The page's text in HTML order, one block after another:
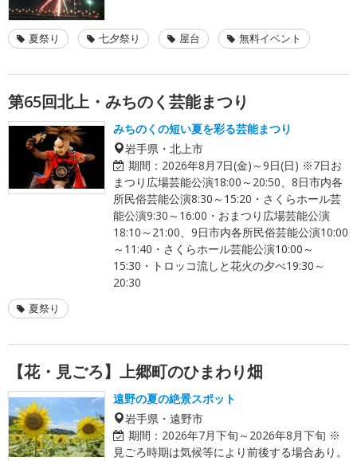
夏祭り 七夕祭り 屋台 無料イベント
第65回北上・みちのく芸能まつり
みちのくの短い夏を彩る芸能まつり
岩手県・北上市
期間： 2026年8月7日(金)～9日(日) ※7日お
まつり広場芸能公演18:00～20:50、8日市内各
所民俗芸能公演8:30～15:20・さくらホール芸
能公演9:30～16:00・おまつり広場芸能公演
18:10～21:00、9日市内各所民俗芸能公演10:00
～11:40・さくらホール芸能公演10:00～
15:30・トロッコ流しと花火の夕べ19:30～
20:30
夏祭り
【花・見ごろ】上郷町のひまわり畑
遠野の夏の絶景スポット
岩手県・遠野市
期間： 2026年7月下旬～2026年8月下旬 ※
見ごろ時期は気候等により前後する場合あり。